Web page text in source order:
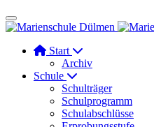
Start
Archiv
Schule
Schulträger
Schulprogramm
Schulabschlüsse